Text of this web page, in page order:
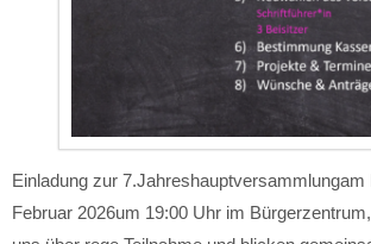
Einladung zur 7.Jahreshauptversammlungam
Februar 2026um 19:00 Uhr im